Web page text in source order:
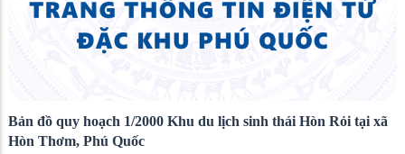
Bản đồ quy hoạch 1/2000 Khu du lịch sinh thái Hòn Rỏi tại xã
Hòn Thơm, Phú Quốc